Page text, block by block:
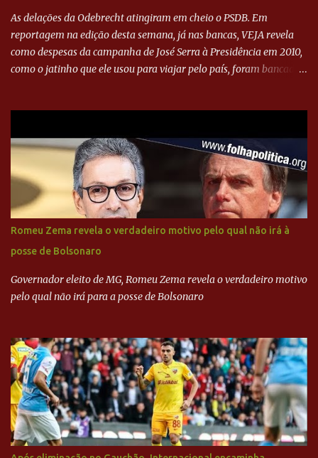
As delações da Odebrecht atingiram em cheio o PSDB. Em
reportagem na edição desta semana, já nas bancas, VEJA revela
como despesas da campanha de José Serra à Presidência em 2010,
como o jatinho que ele usou para viajar pelo país, foram bancadas
Executiva Nacional do PSDB (Valter Campanato/Agência Brasil) O
texto também põe fim a um mistério: três fontes confirmaram à
revista que o codinome “santo” que aparece em planilhas da
empreiteira refere-se ao governador de São Paulo, Geraldo
Alckmin (PSDB) — nenhum deles, no entanto, disse ter negociado
diretamente com o paulista. Depoimentos mostram como o
dinheiro da Odebrecht bancou a campanha de Serra em 2010 Leia
mais... A Lava Jato chega ao PSDB | VEJA.com
Romeu Zema revela o verdadeiro motivo pelo qual não irá à
posse de Bolsonaro
Governador eleito de MG, Romeu Zema revela o verdadeiro motivo
pelo qual não irá para a posse de Bolsonaro